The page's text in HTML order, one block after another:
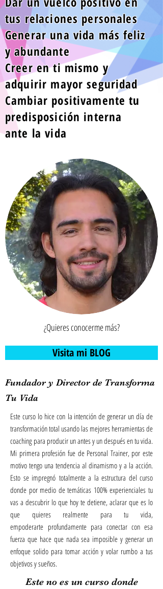
VALOR
normal
$140.000
valor normal
“Valor real del curso“
RESERVAR AHORA!
Cupos Limitados
* También pago por
transferencia
AQUÍ
* Curso para mayores de
17 años
* Cualquier duda a
info@transformatuvida.c
l
** Si te inscribes y
no puedes asistir al curso,
podrás trasladar tu inscripción
para una próxima fecha del
** Si pides devolución por
la mitad del monto pagado.
tus relaciones personales
Generar una vida más feliz
y abundante
Creer en ti mismo y
adquirir mayor seguridad
Cambiar positivamente tu
predisposición interna
ante la vida
¿Quieres conocerme más?
Visita mi BLOG
Fundador y Director de Transforma
Tu Vida
Este curso lo hice con la intención de generar un día de
transformación total usando las mejores herramientas de
coaching para producir un antes y un después en tu vida.
Mi primera profesión fue de Personal Trainer, por este
motivo tengo una tendencia al dinamismo y a la acción.
Esto se impregnó totalmente a la estructura del curso
donde por medio de temáticas 100% experienciales tu
vas a descubrir lo que hoy te detiene, aclarar que es lo
que quieres realmente para tu vida,
empoderarte profundamente para conectar con esa
fuerza que hace que nada sea imposible y generar un
enfoque solido para tomar acción y volar rumbo a tus
objetivos y sueños.
Este no es un curso donde